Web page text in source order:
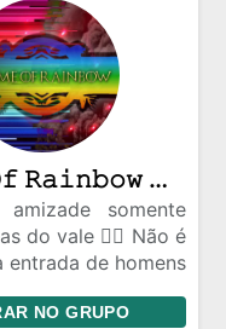
𝙶𝚊𝚖𝚎 𝙾𝚏 𝚁𝚊𝚒𝚗𝚋𝚘𝚠 𝙾𝚏𝚒𝚌𝚒𝚊𝚕
somente
do vale 🏳️‍🌈 Não é
entrada de homens
meninas!!!
NO GRUPO